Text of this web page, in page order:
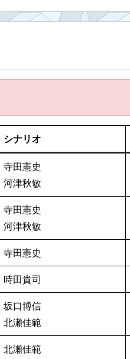
シナリオ
寺田憲史
河津秋敏
寺田憲史
河津秋敏
寺田憲史
時田貴司
坂口博信
北瀬佳範
北瀬佳範